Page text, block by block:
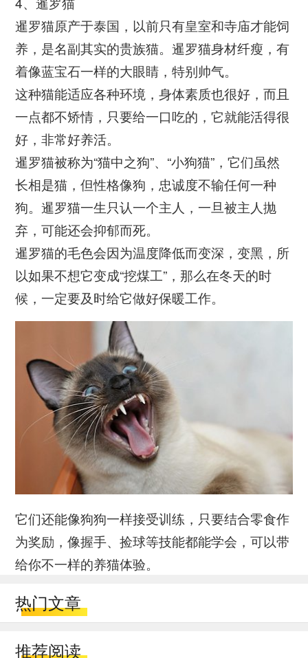
暹罗猫原产于泰国，以前只有皇室和寺庙才能饲
养，是名副其实的贵族猫。暹罗猫身材纤瘦，有
着像蓝宝石一样的大眼睛，特别帅气。
这种猫能适应各种环境，身体素质也很好，而且
一点都不矫情，只要给一口吃的，它就能活得很
好，非常好养活。
暹罗猫被称为“猫中之狗”、“小狗猫”，它们虽然
长相是猫，但性格像狗，忠诚度不输任何一种
狗。暹罗猫一生只认一个主人，一旦被主人抛
弃，可能还会抑郁而死。
暹罗猫的毛色会因为温度降低而变深，变黑，所
以如果不想它变成“挖煤工”，那么在冬天的时
候，一定要及时给它做好保暖工作。
它们还能像狗狗一样接受训练，只要结合零食作
为奖励，像握手、捡球等技能都能学会，可以带
给你不一样的养猫体验。
热门文章
推荐阅读